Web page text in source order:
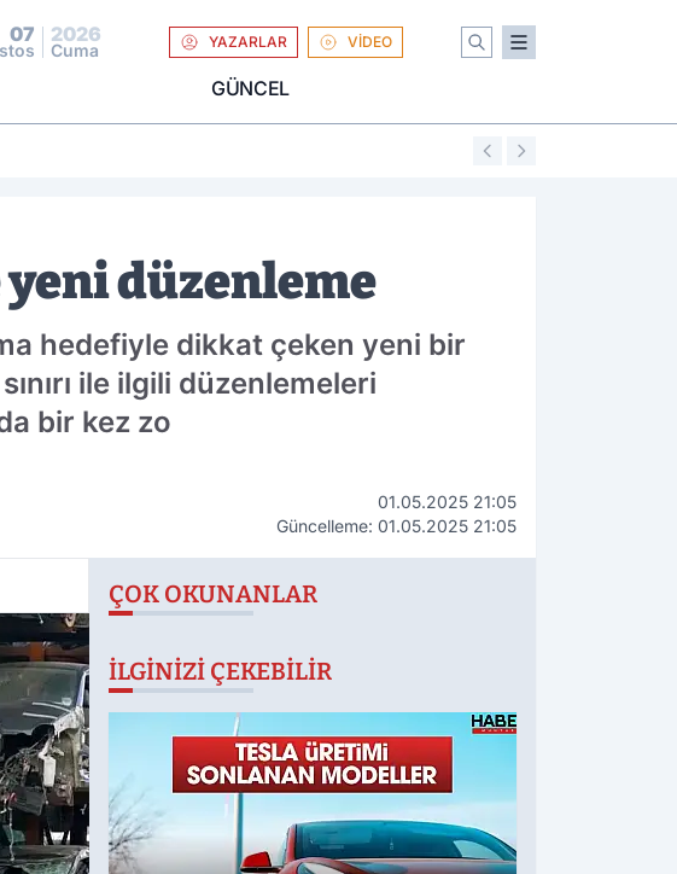
07 2026
Cuma YAZARLAR VİDEO
GÜNCEL
01:04
düzenleme
hedefiyle dikkat çeken yeni bir
ile ilgili düzenlemeleri
bir kez zo
01.05.2025 21:05
Güncelleme: 01.05.2025 21:05
ÇOK OKUNANLAR
İLGINIZI ÇEKEBILIR